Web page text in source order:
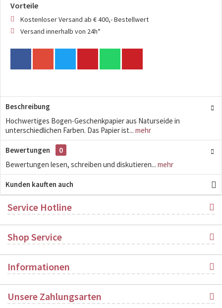
Vorteile
Kostenloser Versand ab € 400,- Bestellwert
Versand innerhalb von 24h*
Beschreibung
Hochwertiges Bogen-Geschenkpapier aus Naturseide in
unterschiedlichen Farben. Das Papier ist... mehr
Bewertungen
0
Bewertungen lesen, schreiben und diskutieren... mehr
Kunden kauften auch
Service Hotline
Shop Service
Informationen
Unsere Zahlungsarten